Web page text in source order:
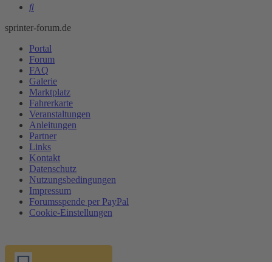
Suche
sprinter-forum.de
Portal
Forum
FAQ
Galerie
Marktplatz
Fahrerkarte
Veranstaltungen
Anleitungen
Partner
Links
Kontakt
Datenschutz
Nutzungsbedingungen
Impressum
Forumsspende per PayPal
Cookie-Einstellungen